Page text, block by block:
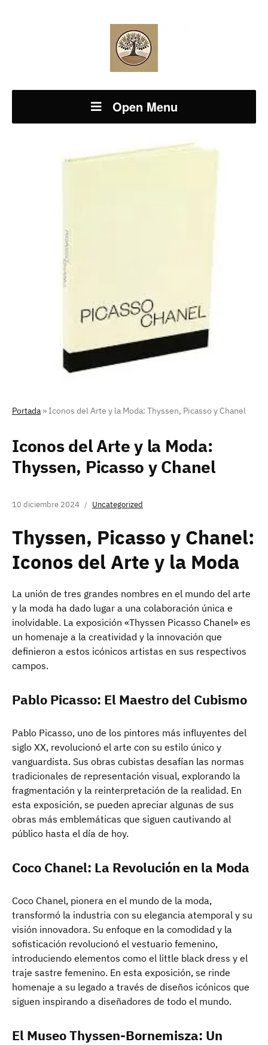
Open Menu
Portada » Iconos del Arte y la Moda: Thyssen, Picasso y Chanel
Iconos del Arte y la Moda:
Thyssen, Picasso y Chanel
10 diciembre 2024 Uncategorized
Thyssen, Picasso y Chanel:
Iconos del Arte y la Moda
La unión de tres grandes nombres en el mundo del arte
y la moda ha dado lugar a una colaboración única e
inolvidable. La exposición «Thyssen Picasso Chanel» es
un homenaje a la creatividad y la innovación que
definieron a estos icónicos artistas en sus respectivos
campos.
Pablo Picasso: El Maestro del Cubismo
Pablo Picasso, uno de los pintores más influyentes del
siglo XX, revolucionó el arte con su estilo único y
vanguardista. Sus obras cubistas desafían las normas
tradicionales de representación visual, explorando la
fragmentación y la reinterpretación de la realidad. En
esta exposición, se pueden apreciar algunas de sus
obras más emblemáticas que siguen cautivando al
público hasta el día de hoy.
Coco Chanel: La Revolución en la Moda
Coco Chanel, pionera en el mundo de la moda,
transformó la industria con su elegancia atemporal y su
visión innovadora. Su enfoque en la comodidad y la
sofisticación revolucionó el vestuario femenino,
introduciendo elementos como el little black dress y el
traje sastre femenino. En esta exposición, se rinde
homenaje a su legado a través de diseños icónicos que
siguen inspirando a diseñadores de todo el mundo.
El Museo Thyssen-Bornemisza: Un